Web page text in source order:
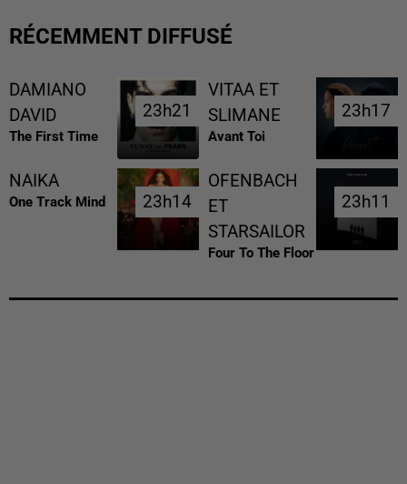
RÉCEMMENT DIFFUSÉ
DAMIANO
DAVID
The First Time
23h21
23h21
VITAA ET
SLIMANE
Avant Toi
23h17
23h17
NAIKA
One Track Mind 23h14
23h14
OFENBACH
ET
STARSAILOR
Four To The Floor
23h11
23h11